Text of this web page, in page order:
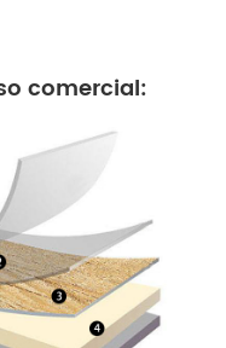
comercial: